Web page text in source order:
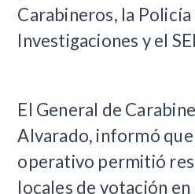
Carabineros, la Policía
Investigaciones y el
El General de
Alvarado, informó
operativo permitió
locales de votación